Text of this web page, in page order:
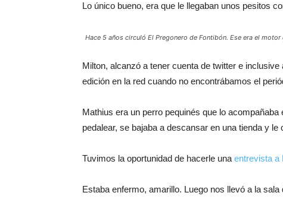
Lo único bueno, era que le llegaban unos pesitos
Hace 5 años circuló El Pregonero de Fontibón. Ese era el
Milton, alcanzó a tener cuenta de twitter e
edición en la red cuando no encontrábamos el
Mathius era un perro pequinés que lo
pedalear, se bajaba a descansar en una tienda y
Tuvimos la oportunidad de hacerle una entrevista a
Estaba enfermo, amarillo. Luego nos llevó a la